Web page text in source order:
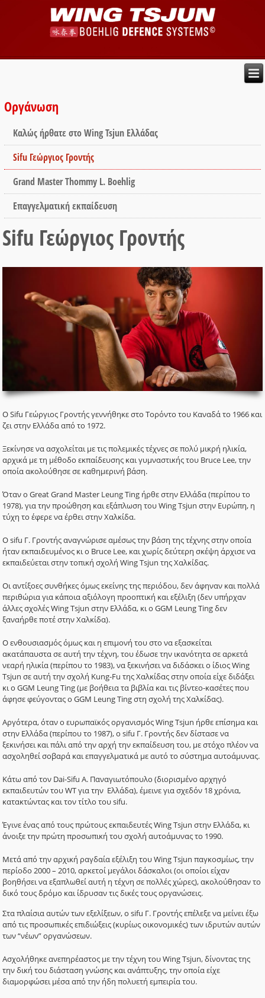
Οργάνωση
Καλώς ήρθατε στο Wing Tsjun Ελλάδας
Sifu Γεώργιος Γροντής
Grand Master Thommy L. Boehlig
Επαγγελματική εκπαίδευση
Sifu Γεώργιος Γροντής
Ο Sifu Γεώργιος Γροντής γεννήθηκε στο Τορόντο του Καναδά το 1966 και
ζει στην Ελλάδα από το 1972.
Ξεκίνησε να ασχολείται με τις πολεμικές τέχνες σε πολύ μικρή ηλικία,
αρχικά με τη μέθοδο εκπαίδευσης και γυμναστικής του Bruce Lee, την
οποία ακολούθησε σε καθημερινή βάση.
Όταν ο Great Grand Μaster Leung Ting ήρθε στην Ελλάδα (περίπου το
1978), για την προώθηση και εξάπλωση του Wing Tsjun στην Ευρώπη, η
τύχη το έφερε να έρθει στην Χαλκίδα.
Ο sifu Γ. Γροντής αναγνώρισε αμέσως την βάση της τέχνης στην οποία
ήταν εκπαιδευμένος κι ο Bruce Lee, και χωρίς δεύτερη σκέψη άρχισε να
εκπαιδεύεται στην τοπική σχολή Wing Tsjun της Χαλκίδας.
Οι αντίξοες συνθήκες όμως εκείνης της περιόδου, δεν άφηναν και πολλά
περιθώρια για κάποια αξιόλογη προοπτική και εξέλιξη (δεν υπήρχαν
άλλες σχολές WingTsjun στην Ελλάδα, κι ο GGM Leung Ting δεν
ξαναήρθε ποτέ στην Χαλκίδα).
Ο ενθουσιασμός όμως και η επιμονή του στο να εξασκείται
ακατάπαυστα σε αυτή την τέχνη, του έδωσε την ικανότητα σε αρκετά
νεαρή ηλικία (περίπου το 1983), να ξεκινήσει να διδάσκει ο ίδιος Wing
Tsjun σε αυτή την σχολή Kung-Fu της Χαλκίδας στην οποία είχε διδάξει
κι ο GGM Leung Ting (με βοήθεια τα βιβλία και τις βίντεο-κασέτες που
άφησε φεύγοντας ο GGM Leung Ting στη σχολή της Χαλκίδας).
Αργότερα, όταν ο ευρωπαϊκός οργανισμός Wing Tsjun ήρθε επίσημα και
στην Ελλάδα (περίπου το 1987), οsifu Γ. Γροντής δεν δίστασε να
ξεκινήσει και πάλι από την αρχή την εκπαίδευση του, με στόχο πλέον να
ασχοληθεί σοβαρά και επαγγελματικά με αυτό το σύστημα αυτοάμυνας.
Κάτω από τον Dai-Sifu Α. Παναγιωτόπουλο (διορισμένο αρχηγό
εκπαιδευτών τουWTγια την Ελλάδα), έμεινε για σχεδόν 18 χρόνια,
κατακτώντας και τον τίτλο τουsifu.
Έγινε ένας από τους πρώτους εκπαιδευτές Wing Tsjun στην Ελλάδα, κι
άνοιξε την πρώτη προσωπική του σχολή αυτοάμυνας το 1990.
Μετά από την αρχική ραγδαία εξέλιξη του Wing Tsjun παγκοσμίως, την
περίοδο 2000 – 2010, αρκετοί μεγάλοι δάσκαλοι (οι οποίοι είχαν
βοηθήσει να εξαπλωθεί αυτή η τέχνη σε πολλές χώρες), ακολούθησαν το
δικό τους δρόμο και ίδρυσαν τις δικές τους οργανώσεις.
Στα πλαίσια αυτών των εξελίξεων, ο sifu Γ. Γροντής επέλεξε να μείνει έξω
από τις προσωπικές επιδιώξεις (κυρίως οικονομικές) των ιδρυτών αυτών
των “νέων” οργανώσεων.
Ασχολήθηκε ανεπηρέαστος με την τέχνη του Wing Tsjun, δίνοντας της
την δική του διάσταση γνώσης και ανάπτυξης, την οποία είχε
διαμορφώσει μέσα από την ήδη πολυετή εμπειρία του.